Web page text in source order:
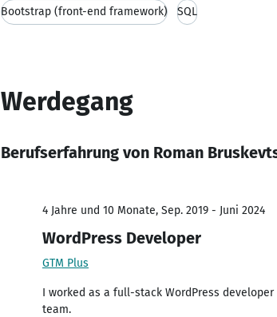
Bootstrap (front-end framework) SQL
Werdegang
Berufserfahrung von Roman
4 Jahre und 10 Monate, Sep. 2019 - Juni 2024
WordPress Developer
GTM Plus
I worked as a full-stack WordPress
team.